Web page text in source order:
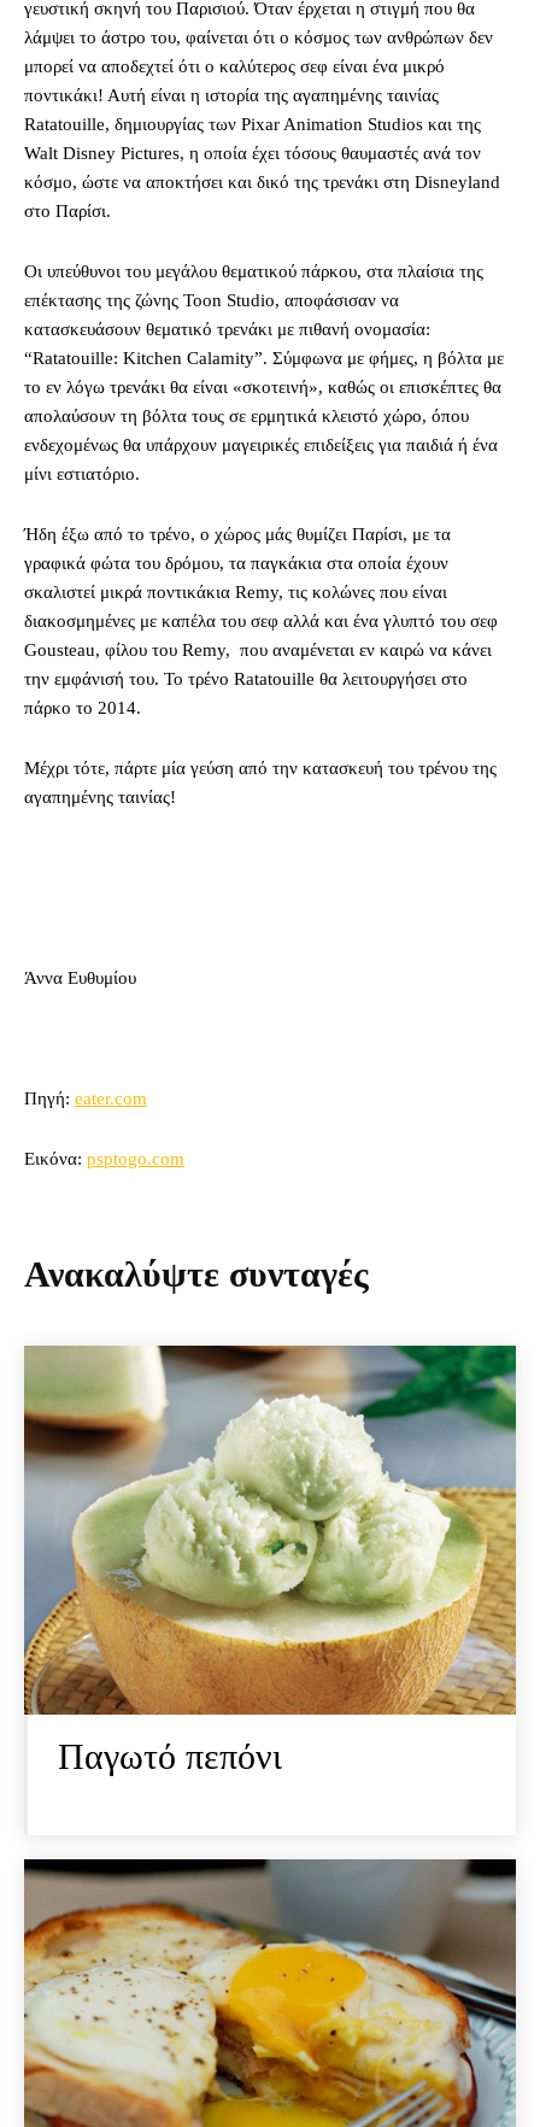
γευστική σκηνή του Παρισιού. Όταν έρχεται η στιγμή που θα
λάμψει το άστρο του, φαίνεται ότι ο κόσμος των ανθρώπων δεν
μπορεί να αποδεχτεί ότι ο καλύτερος σεφ είναι ένα μικρό
ποντικάκι! Αυτή είναι η ιστορία της αγαπημένης ταινίας
Ratatouille, δημιουργίας των Pixar Animation Studios και της
Walt Disney Pictures, η οποία έχει τόσους θαυμαστές ανά τον
κόσμο, ώστε να αποκτήσει και δικό της τρενάκι στη Disneyland
στο Παρίσι.
Οι υπεύθυνοι του μεγάλου θεματικού πάρκου, στα πλαίσια της
επέκτασης της ζώνης Toon Studio, αποφάσισαν να
κατασκευάσουν θεματικό τρενάκι με πιθανή ονομασία:
“Ratatouille: Kitchen Calamity”. Σύμφωνα με φήμες, η βόλτα με
το εν λόγω τρενάκι θα είναι «σκοτεινή», καθώς οι επισκέπτες θα
απολαύσουν τη βόλτα τους σε ερμητικά κλειστό χώρο, όπου
ενδεχομένως θα υπάρχουν μαγειρικές επιδείξεις για παιδιά ή ένα
μίνι εστιατόριο.
Ήδη έξω από το τρένο, ο χώρος μάς θυμίζει Παρίσι, με τα
γραφικά φώτα του δρόμου, τα παγκάκια στα οποία έχουν
σκαλιστεί μικρά ποντικάκια Remy, τις κολώνες που είναι
διακοσμημένες με καπέλα του σεφ αλλά και ένα γλυπτό του σεφ
Gousteau, φίλου του Remy, που αναμένεται εν καιρώ να κάνει
την εμφάνισή του. Το τρένο Ratatouille θα λειτουργήσει στο
πάρκο το 2014.
Μέχρι τότε, πάρτε μία γεύση από την κατασκευή του τρένου της
αγαπημένης ταινίας!
Άννα Ευθυμίου
Πηγή: eater.com
Εικόνα: psptogo.com
Ανακαλύψτε συνταγές
Παγωτό πεπόνι